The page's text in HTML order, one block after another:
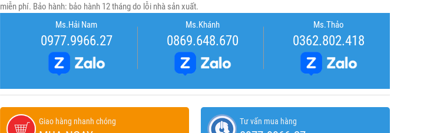
miễn phí. Bảo hành: bảo hành 12 tháng do lỗi nhà sản xuất.
Ms.Hải Nam
0977.9966.27
Ms.Khánh
0869.648.670
Ms.Thảo
0362.802.418
Giao hàng nhanh chóng Tư vấn mua hàng